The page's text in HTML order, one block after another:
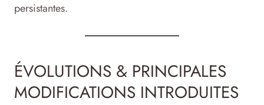
persistantes.
ÉVOLUTIONS & PRINCIPALES
MODIFICATIONS INTRODUITES